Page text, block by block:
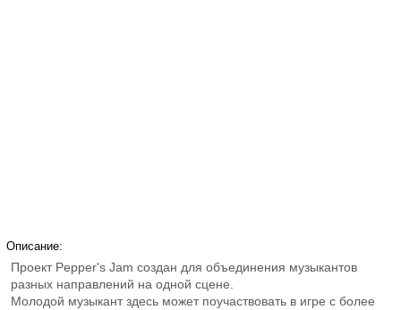
Описание:
Проект Pepper's Jam создан для объединения музыкантов
разных направлений на одной сцене.
Молодой музыкант здесь может поучаствовать в игре с более